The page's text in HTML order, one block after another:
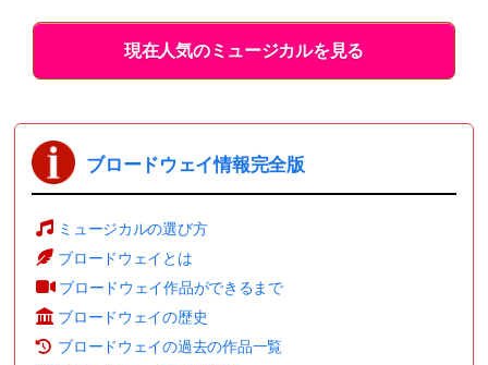
現在人気のミュージカルを見る
ブロードウェイ情報完全版
ミュージカルの選び方
ブロードウェイとは
ブロードウェイ作品ができるまで
ブロードウェイの歴史
ブロードウェイの過去の作品一覧